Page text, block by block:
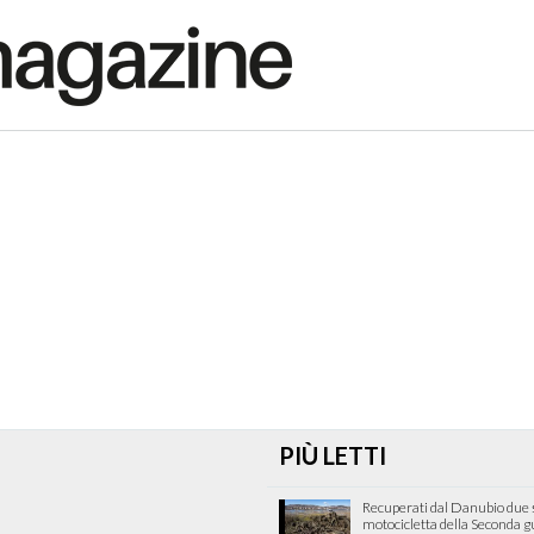
PIÙ LETTI
Recuperati dal Danubio due
motocicletta della Seconda